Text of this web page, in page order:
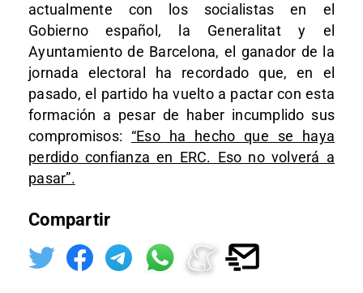
actualmente con los socialistas en el
Gobierno español, la Generalitat y el
Ayuntamiento de Barcelona, el ganador de la
jornada electoral ha recordado que, en el
pasado, el partido ha vuelto a pactar con esta
formación a pesar de haber incumplido sus
compromisos: “Eso ha hecho que se haya
perdido confianza en ERC. Eso no volverá a
pasar”.
Compartir